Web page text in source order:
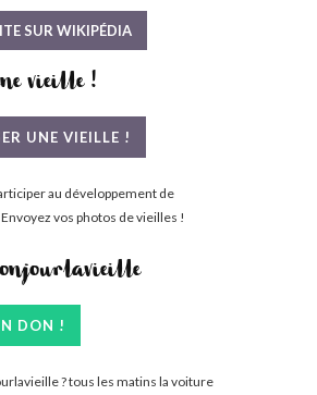
SUR WIKIPÉDIA
vieille !
UNE VIEILLE !
au développement de
vos photos de vieilles !
DON !
? tous les matins la voiture